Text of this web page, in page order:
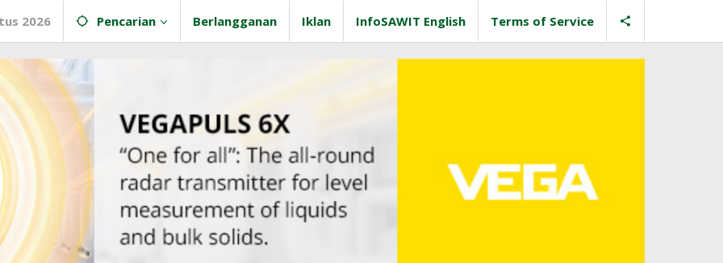
2026 Pencarian Berlangganan Iklan InfoSAWIT English Terms of Service